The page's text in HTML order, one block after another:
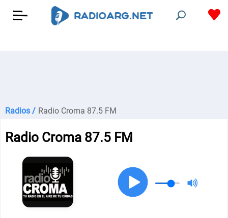
Radios / Radio Croma 87.5 FM
Radio Croma 87.5 FM